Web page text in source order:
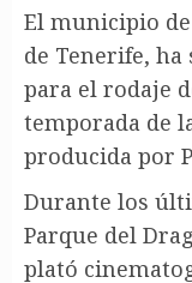
El municipio
de Tenerife,
para el rodaje
temporada de
producida por
Durante los
Parque del
plató